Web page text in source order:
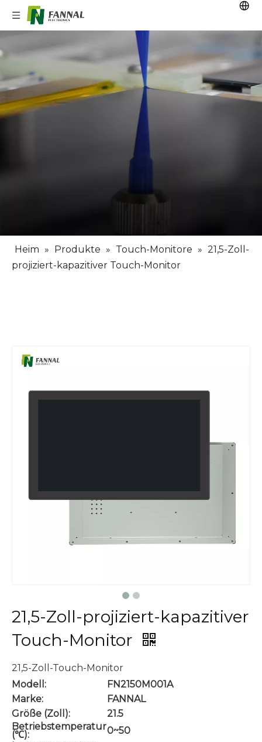
Heim » Produkte » Touch-Monitore » 21,5-Zoll-
projiziert-kapazitiver Touch-Monitor
21,5-Zoll-projiziert-kapazitiver
Touch-Monitor
21,5-Zoll-Touch-Monitor
Modell:
FN2150M001A
Marke:
FANNAL
Größe (Zoll):
21.5
Betriebstemperatur
(℃):
0~50